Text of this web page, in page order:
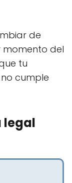
de
del
tu
cumple
legal